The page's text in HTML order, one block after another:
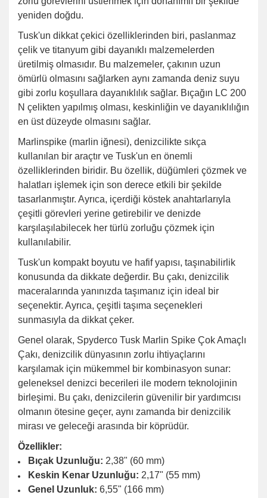
yeniden doğdu.
Tusk'un dikkat çekici özelliklerinden biri, paslanmaz
çelik ve titanyum gibi dayanıklı malzemelerden
üretilmiş olmasıdır. Bu malzemeler, çakının uzun
ömürlü olmasını sağlarken aynı zamanda deniz suyu
gibi zorlu koşullara dayanıklılık sağlar. Bıçağın LC 200
N çelikten yapılmış olması, keskinliğin ve dayanıklılığın
en üst düzeyde olmasını sağlar.
Marlinspike (marlin iğnesi), denizcilikte sıkça
kullanılan bir araçtır ve Tusk'un en önemli
özelliklerinden biridir. Bu özellik, düğümleri çözmek ve
halatları işlemek için son derece etkili bir şekilde
tasarlanmıştır. Ayrıca, içerdiği köstek anahtarlarıyla
çeşitli görevleri yerine getirebilir ve denizde
karşılaşılabilecek her türlü zorluğu çözmek için
kullanılabilir.
Tusk'un kompakt boyutu ve hafif yapısı, taşınabilirlik
konusunda da dikkate değerdir. Bu çakı, denizcilik
maceralarında yanınızda taşımanız için ideal bir
seçenektir. Ayrıca, çeşitli taşıma seçenekleri
sunmasıyla da dikkat çeker.
Genel olarak, Spyderco Tusk Marlin Spike Çok Amaçlı
Çakı, denizcilik dünyasının zorlu ihtiyaçlarını
karşılamak için mükemmel bir kombinasyon sunar:
geleneksel denizci becerileri ile modern teknolojinin
birleşimi. Bu çakı, denizcilerin güvenilir bir yardımcısı
olmanın ötesine geçer, aynı zamanda bir denizcilik
mirası ve geleceği arasında bir köprüdür.
Özellikler:
Bıçak Uzunluğu: 2,38" (60 mm)
Keskin Kenar Uzunluğu: 2,17" (55 mm)
Genel Uzunluk: 6,55" (166 mm)